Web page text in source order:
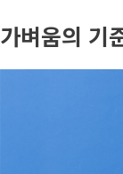
가벼움의 기